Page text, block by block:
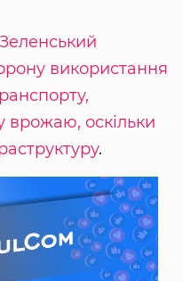
використання
врожаю, оскільки
.